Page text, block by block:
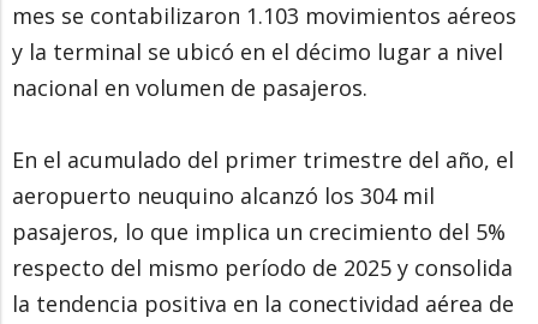
mes se contabilizaron 1.103 movimientos aéreos
y la terminal se ubicó en el décimo lugar a nivel
nacional en volumen de pasajeros.
En el acumulado del primer trimestre del año, el
aeropuerto neuquino alcanzó los 304 mil
pasajeros, lo que implica un crecimiento del 5%
respecto del mismo período de 2025 y consolida
la tendencia positiva en la conectividad aérea de